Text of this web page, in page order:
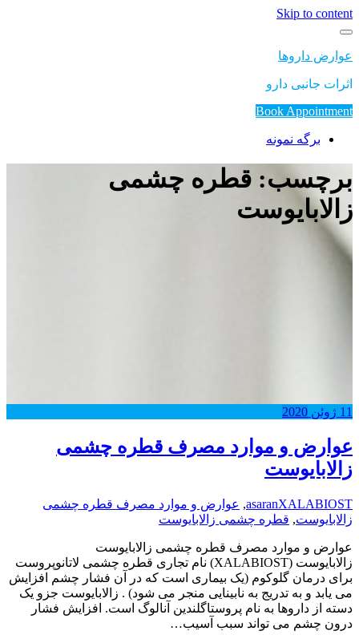
Skip to content
عوارض داروها
اثرات جانبی دارو
Book Appointment
برگه نمونه
برچسب: قطره چشمی
زالابایوست
11 ژوئن 2020
عوارض و موارد مصرف قطره چشمی
زالابایوست
asaranXALABIOST
, عوارض و موارد مصرف قطره چشمی
زالابایوست, قطره چشمی زالابایوست
عوارض و موارد مصرف قطره چشمی زالابایوست
زالابایوست (XALABIOST) نام تجاری قطره چشمی لاتانوپروست
برای درمان گلوکوم (یک بیماری است که در آن فشار چشم افزایش
می یابد و به تدریج به نابینایی منجر می شود) . زالابایوست جزو یک
دسته از داروها به نام پروستاگلندین آنالوگ است. افزایش فشار
درون چشم می تواند سبب آسیب…